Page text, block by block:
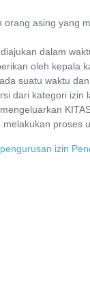
asing yang
dalam
oleh kepala
suatu waktu
dari kategori
proses
pengurusan izin